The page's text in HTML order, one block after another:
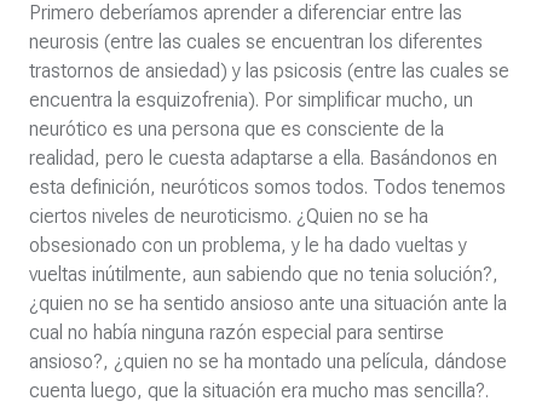
Primero deberíamos aprender a diferenciar entre las
neurosis (entre las cuales se encuentran los diferentes
trastornos de ansiedad) y las psicosis (entre las cuales se
encuentra la esquizofrenia). Por simplificar mucho, un
neurótico es una persona que es consciente de la
realidad, pero le cuesta adaptarse a ella. Basándonos en
esta definición, neuróticos somos todos. Todos tenemos
ciertos niveles de neuroticismo. ¿Quien no se ha
obsesionado con un problema, y le ha dado vueltas y
vueltas inútilmente, aun sabiendo que no tenia solución?,
¿quien no se ha sentido ansioso ante una situación ante la
cual no había ninguna razón especial para sentirse
ansioso?, ¿quien no se ha montado una película, dándose
cuenta luego, que la situación era mucho mas sencilla?.